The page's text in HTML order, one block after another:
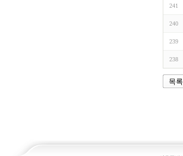
241
240
239
238
목록